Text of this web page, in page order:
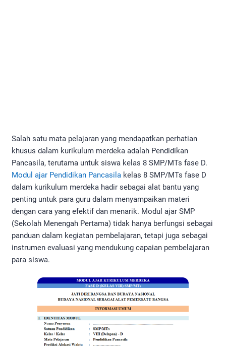
Salah satu mata pelajaran yang mendapatkan perhatian
khusus dalam kurikulum merdeka adalah Pendidikan
Pancasila, terutama untuk siswa kelas 8 SMP/MTs fase D.
Modul ajar Pendidikan Pancasila kelas 8 SMP/MTs fase D
dalam kurikulum merdeka hadir sebagai alat bantu yang
penting untuk para guru dalam menyampaikan materi
dengan cara yang efektif dan menarik. Modul ajar SMP
(Sekolah Menengah Pertama) tidak hanya berfungsi sebagai
panduan dalam kegiatan pembelajaran, tetapi juga sebagai
instrumen evaluasi yang mendukung capaian pembelajaran
para siswa.